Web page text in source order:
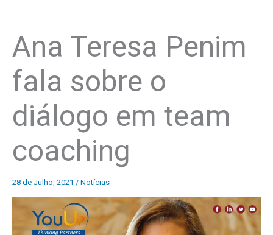
Ana Teresa Penim
fala sobre o
diálogo em team
coaching
28 de Julho, 2021 / Notícias